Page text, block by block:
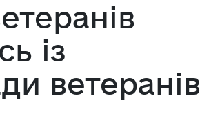
із
ветеранів